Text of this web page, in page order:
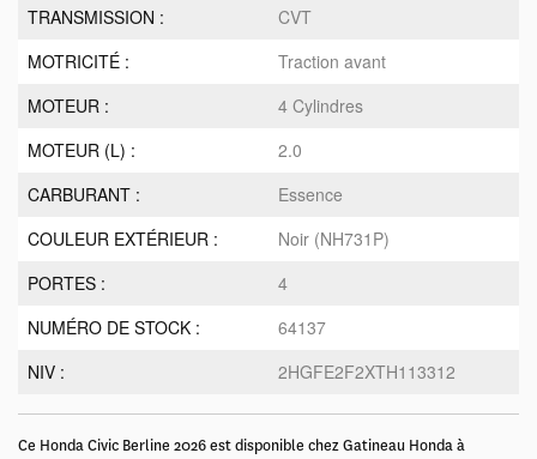
TRANSMISSION :
CVT
MOTRICITÉ :
Traction avant
MOTEUR :
4 Cylindres
MOTEUR (L) :
2.0
CARBURANT :
Essence
COULEUR EXTÉRIEUR :
Noir (NH731P)
PORTES :
4
NUMÉRO DE STOCK :
64137
NIV :
2HGFE2F2XTH113312
Ce Honda Civic Berline 2026 est disponible chez Gatineau Honda à